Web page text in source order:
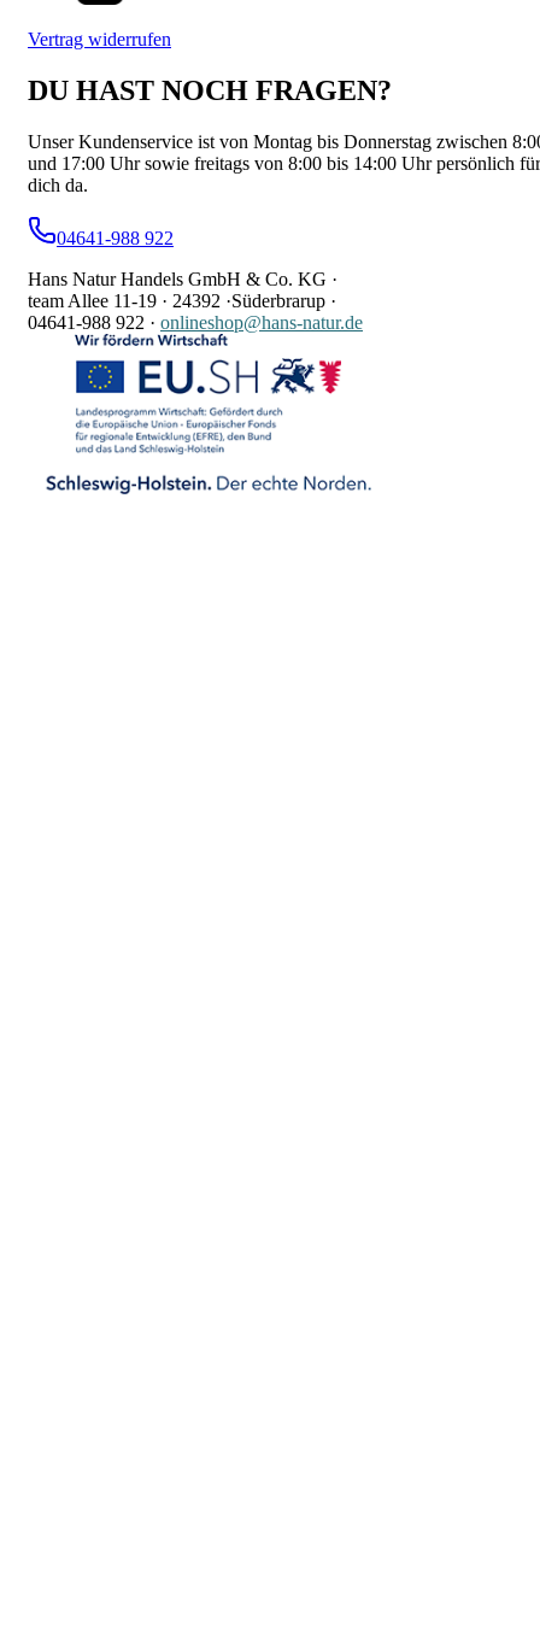
Vertrag widerrufen
DU HAST NOCH FRAGEN?
Unser Kundenservice ist von Montag bis Donnerstag zwischen
und 17:00 Uhr sowie freitags von 8:00 bis 14:00 Uhr persönlich für
dich da.
04641-988 922
Hans Natur Handels GmbH & Co. KG ·
team Allee 11-19 · 24392 ·Süderbrarup ·
04641-988 922 · onlineshop@hans-natur.de